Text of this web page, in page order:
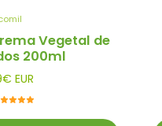
Vegetal de
200ml
EUR